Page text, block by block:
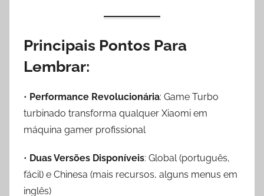
Principais Pontos Para
Lembrar:
• Performance Revolucionária: Game Turbo
turbinado transforma qualquer Xiaomi em
máquina gamer profissional
• Duas Versões Disponíveis: Global (português,
fácil) e Chinesa (mais recursos, alguns menus em
inglês)